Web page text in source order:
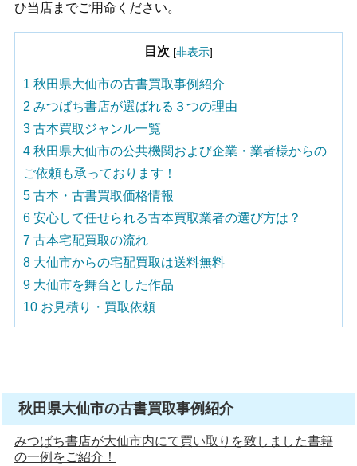
ひ当店までご用命ください。
目次 [非表示]
1 秋田県大仙市の古書買取事例紹介
2 みつばち書店が選ばれる３つの理由
3 古本買取ジャンル一覧
4 秋田県大仙市の公共機関および企業・業者様からの
ご依頼も承っております！
5 古本・古書買取価格情報
6 安心して任せられる古本買取業者の選び方は？
7 古本宅配買取の流れ
8 大仙市からの宅配買取は送料無料
9 大仙市を舞台とした作品
10 お見積り・買取依頼
秋田県大仙市の古書買取事例紹介
みつばち書店が大仙市内にて買い取りを致しました書籍
の一例をご紹介！